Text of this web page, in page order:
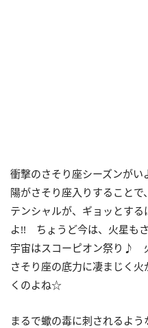
衝撃のさそり座シーズンが
陽がさそり座入りすること
テンシャルが、ギョッとす
よ!! ちょうど今は、火星も
宇宙はスコーピオン祭り♪
さそり座の底力に凄まじく
くのよね☆
まるで蠍の毒に刺されるよ